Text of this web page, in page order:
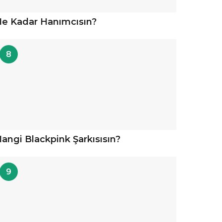
Kadar Hanımcısın?
8
Blackpink Şarkısısın?
9